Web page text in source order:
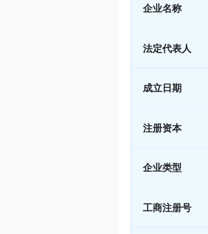
企业名称
法定代表人
成立日期
注册资本
企业类型
工商注册号